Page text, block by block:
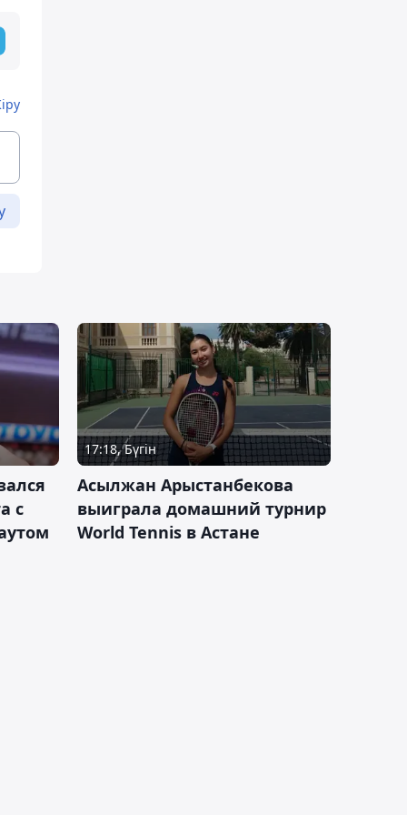
с
17:18, Бүгін
Асылжан Арыстанбекова
выиграла домашний турнир
World Tennis в Астане